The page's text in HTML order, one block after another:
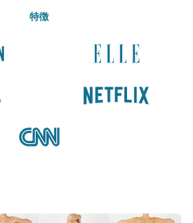
特徴